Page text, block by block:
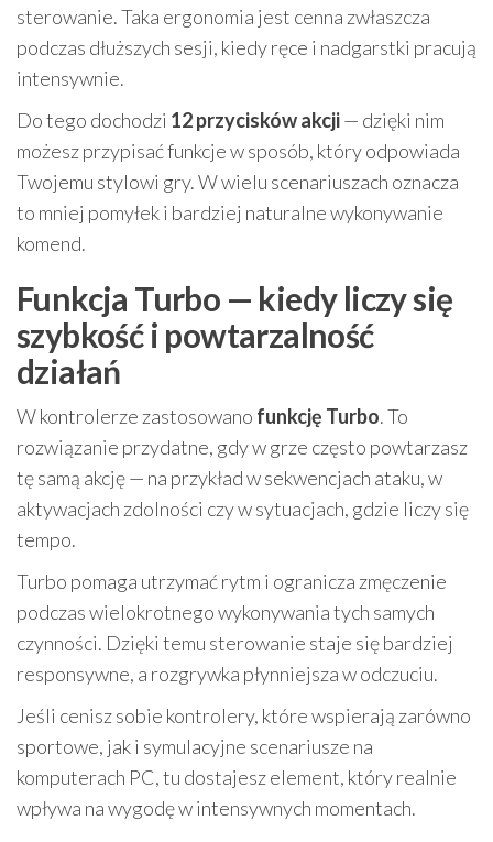
sterowanie. Taka ergonomia jest cenna zwłaszcza
podczas dłuższych sesji, kiedy ręce i nadgarstki pracują
intensywnie.
Do tego dochodzi 12 przycisków akcji— dzięki nim
możesz przypisać funkcje w sposób, który odpowiada
Twojemu stylowi gry. W wielu scenariuszach oznacza
to mniej pomyłek i bardziej naturalne wykonywanie
komend.
Funkcja Turbo — kiedy liczy się
szybkość i powtarzalność
działań
W kontrolerze zastosowano funkcję Turbo. To
rozwiązanie przydatne, gdy w grze często powtarzasz
tę samą akcję — na przykład w sekwencjach ataku, w
aktywacjach zdolności czy w sytuacjach, gdzie liczy się
tempo.
Turbo pomaga utrzymać rytm i ogranicza zmęczenie
podczas wielokrotnego wykonywania tych samych
czynności. Dzięki temu sterowanie staje się bardziej
responsywne, a rozgrywka płynniejsza w odczuciu.
Jeśli cenisz sobie kontrolery, które wspierają zarówno
sportowe, jak i symulacyjne scenariusze na
komputerach PC, tu dostajesz element, który realnie
wpływa na wygodę w intensywnych momentach.